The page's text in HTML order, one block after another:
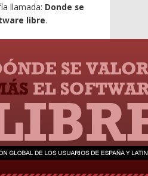
llamada: Donde se
libre.